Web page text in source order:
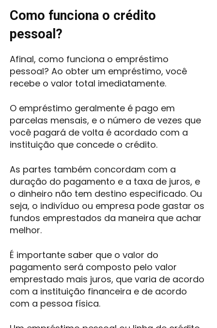
Como funciona o crédito
pessoal?
Afinal, como funciona o empréstimo
pessoal? Ao obter um empréstimo, você
recebe o valor total imediatamente.
O empréstimo geralmente é pago em
parcelas mensais, e o número de vezes que
você pagará de volta é acordado com a
instituição que concede o crédito.
As partes também concordam com a
duração do pagamento e a taxa de juros, e
o dinheiro não tem destino especificado. Ou
seja, o indivíduo ou empresa pode gastar os
fundos emprestados da maneira que achar
melhor.
É importante saber que o valor do
pagamento será composto pelo valor
emprestado mais juros, que varia de acordo
com a instituição financeira e de acordo
com a pessoa física.